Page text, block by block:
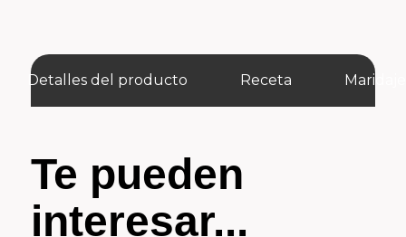
Detalles del producto Receta
Te pueden
interesar...